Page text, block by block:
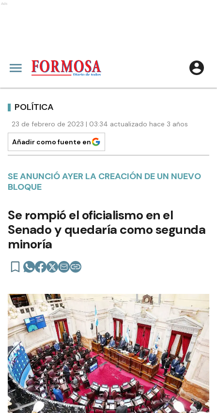
Ads
POLÍTICA
23 de febrero de 2023 | 03:34 actualizado hace 3 años
Añadir como fuente en
SE ANUNCIÓ AYER LA CREACIÓN DE UN NUEVO
BLOQUE
Se rompió el oficialismo en el
Senado y quedaría como segunda
minoría